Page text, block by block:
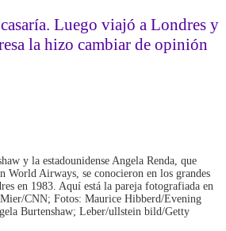
Luego viajó a Londres y
la hizo cambiar de opinión
y la estadounidense Angela Renda, que
World Airways, se conocieron en los grandes
en 1983. Aquí está la pareja fotografiada en
CNN; Fotos: Maurice Hibberd/Evening
Burtenshaw; Leber/ullstein bild/Getty